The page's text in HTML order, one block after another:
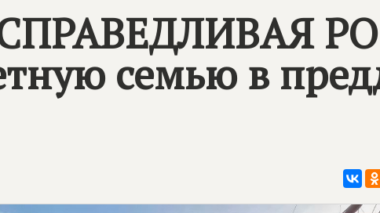
семью в